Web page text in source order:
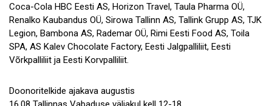
Coca-Cola HBC Eesti AS, Horizon Travel, Taula Pharma OÜ,
Renalko Kaubandus OÜ, Sirowa Tallinn AS, Tallink Grupp AS, TJK
Legion, Bambona AS, Rademar OÜ, Rimi Eesti Food AS, Toila
SPA, AS Kalev Chocolate Factory, Eesti Jalgpalliliit, Eesti
Võrkpalliliit ja Eesti Korvpalliliit.
Doonoritelkide ajakava augustis